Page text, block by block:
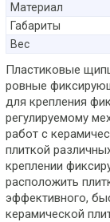
Материал
Габариты
Вес
Пластиковые
ровные
для крепления
регулируемому
работ с
плиткой
креплении
расположить
эффективного,
керамической